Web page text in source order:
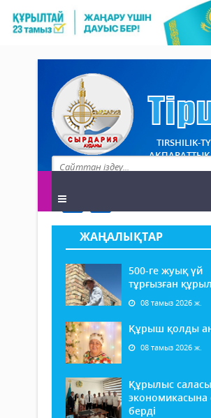
TIRSHILIK-
АҚПАРАТТЫҚ
ЖАҢАЛЫҚТАР
500-ге жуық үй
тұрғызған
08 тамыз 2026 ж.
Құрыш қолды
08 тамыз 2026 ж.
Құрылыс
экономикасына
берді